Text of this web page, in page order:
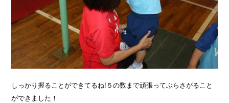
しっかり握ることができてるね!５の数まで頑張ってぶらさがること
ができました！